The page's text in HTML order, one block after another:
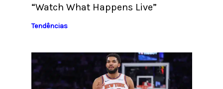
“Watch What Happens Live”
Tendências